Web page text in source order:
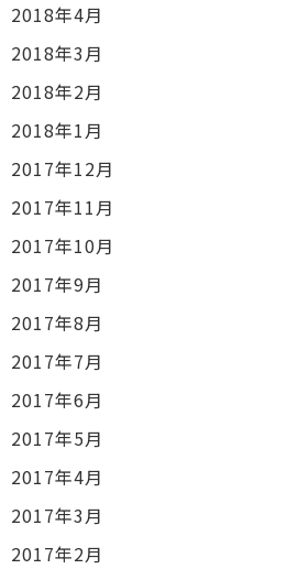
2018年4月
2018年3月
2018年2月
2018年1月
2017年12月
2017年11月
2017年10月
2017年9月
2017年8月
2017年7月
2017年6月
2017年5月
2017年4月
2017年3月
2017年2月